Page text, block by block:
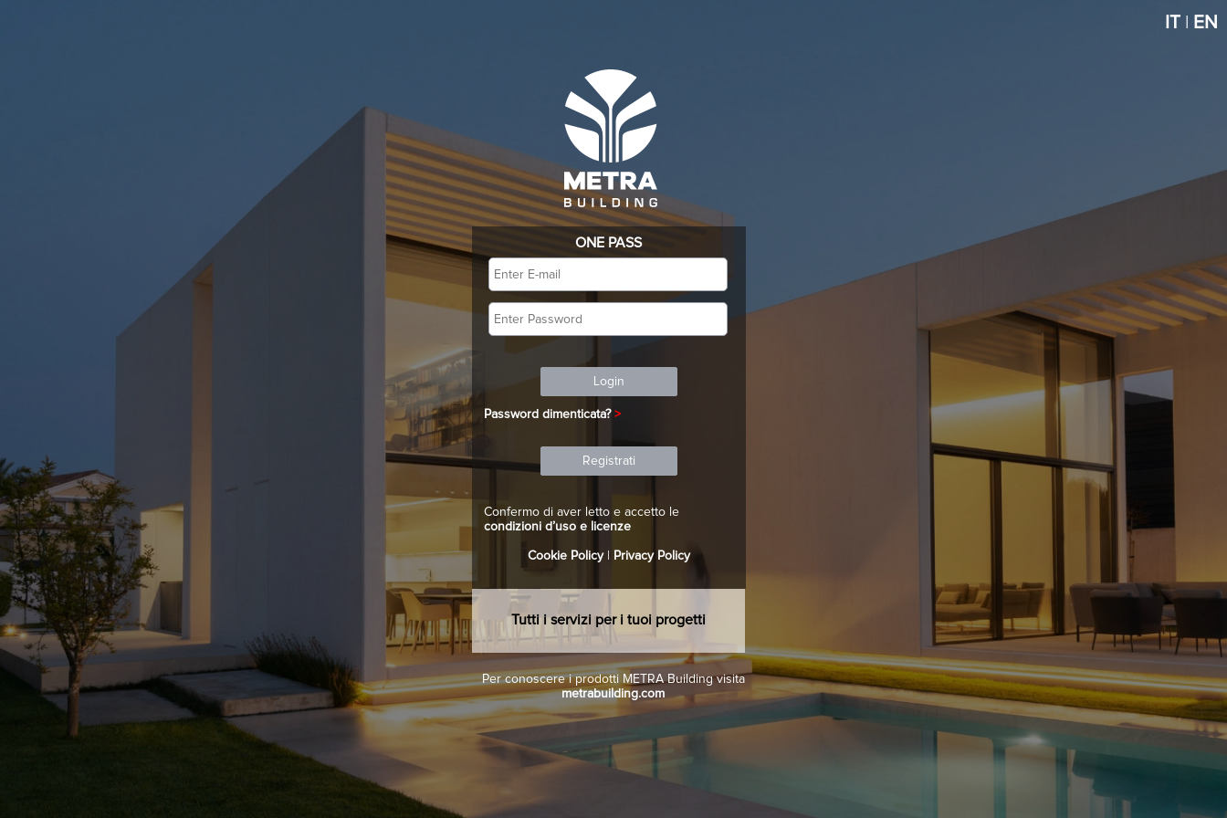
EN
IT
ONE PASS
Password dimenticata? >
Confermo di aver letto e accetto le
condizioni d’uso e licenze
Cookie Policy Privacy Policy
Tutti i servizi per i tuoi progetti
Per conoscere i prodotti METRA Building visita
metrabuilding.com